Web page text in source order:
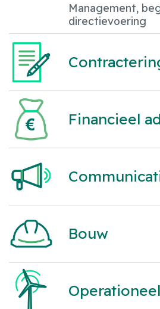
Management,
directievoering
Financieel
Bouw